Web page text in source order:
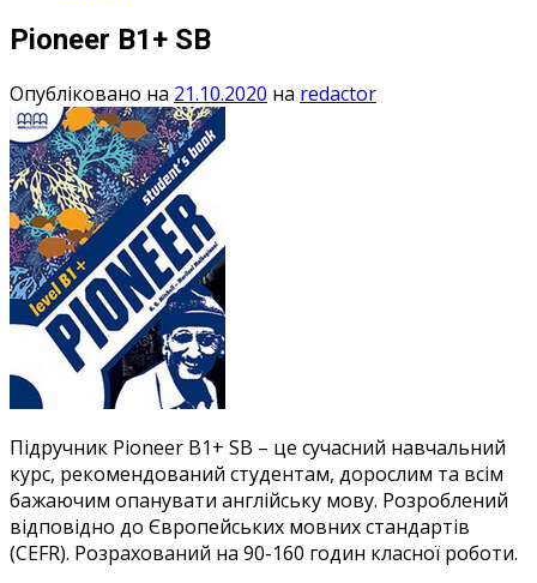
Pioneer B1+ SB
Опубліковано на 21.10.2020 на redactor
Підручник Pioneer B1+ SB – це сучасний навчальний
курс, рекомендований студентам, дорослим та всім
бажаючим опанувати англійську мову. Розроблений
відповідно до Європейських мовних стандартів
(CEFR). Розрахований на 90-160 годин класної роботи.